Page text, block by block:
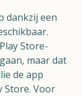
dankzij een
Store-
maar dat
de app
Store. Voor